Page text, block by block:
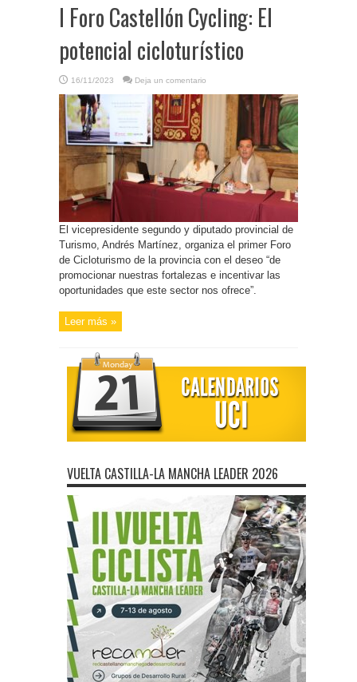
I Foro Castellón Cycling: El
potencial cicloturístico
16/11/2023 Deja un comentario
El vicepresidente segundo y diputado provincial de
Turismo, Andrés Martínez, organiza el primer Foro
de Cicloturismo de la provincia con el deseo “de
promocionar nuestras fortalezas e incentivar las
oportunidades que este sector nos ofrece”.
Leer más »
VUELTA CASTILLA-LA MANCHA LEADER 2026